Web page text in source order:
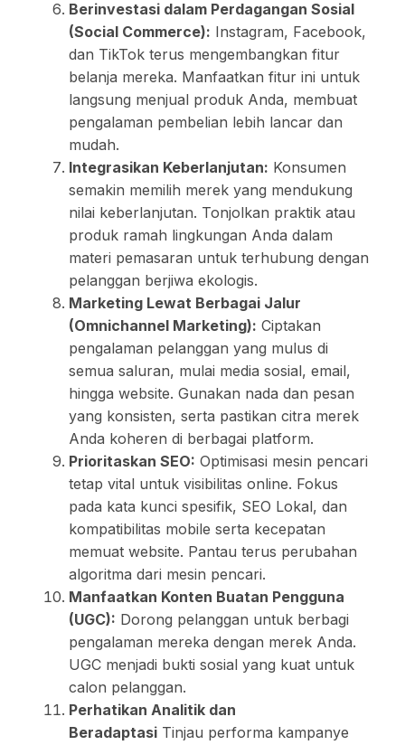
Berinvestasi dalam Perdagangan Sosial
(Social Commerce): Instagram, Facebook,
dan TikTok terus mengembangkan fitur
belanja mereka. Manfaatkan fitur ini untuk
langsung menjual produk Anda, membuat
pengalaman pembelian lebih lancar dan
mudah.
Integrasikan Keberlanjutan: Konsumen
semakin memilih merek yang mendukung
nilai keberlanjutan. Tonjolkan praktik atau
produk ramah lingkungan Anda dalam
materi pemasaran untuk terhubung dengan
pelanggan berjiwa ekologis.
Marketing Lewat Berbagai Jalur
(Omnichannel Marketing): Ciptakan
pengalaman pelanggan yang mulus di
semua saluran, mulai media sosial, email,
hingga website. Gunakan nada dan pesan
yang konsisten, serta pastikan citra merek
Anda koheren di berbagai platform.
Prioritaskan SEO: Optimisasi mesin pencari
tetap vital untuk visibilitas online. Fokus
pada kata kunci spesifik, SEO Lokal, dan
kompatibilitas mobile serta kecepatan
memuat website. Pantau terus perubahan
algoritma dari mesin pencari.
Manfaatkan Konten Buatan Pengguna
(UGC): Dorong pelanggan untuk berbagi
pengalaman mereka dengan merek Anda.
UGC menjadi bukti sosial yang kuat untuk
calon pelanggan.
Perhatikan Analitik dan
Beradaptasi Tinjau performa kampanye